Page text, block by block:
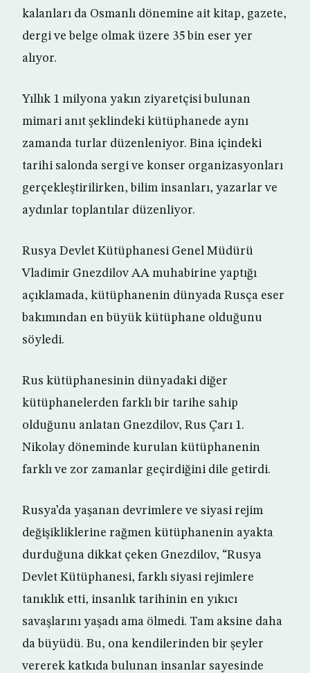
kalanları da Osmanlı dönemine ait kitap, gazete,
dergi ve belge olmak üzere 35 bin eser yer
alıyor.
Yıllık 1 milyona yakın ziyaretçisi bulunan
mimari anıt şeklindeki kütüphanede aynı
zamanda turlar düzenleniyor. Bina içindeki
tarihi salonda sergi ve konser organizasyonları
gerçekleştirilirken, bilim insanları, yazarlar ve
aydınlar toplantılar düzenliyor.
Rusya Devlet Kütüphanesi Genel Müdürü
Vladimir Gnezdilov AA muhabirine yaptığı
açıklamada, kütüphanenin dünyada Rusça eser
bakımından en büyük kütüphane olduğunu
söyledi.
Rus kütüphanesinin dünyadaki diğer
kütüphanelerden farklı bir tarihe sahip
olduğunu anlatan Gnezdilov, Rus Çarı 1.
Nikolay döneminde kurulan kütüphanenin
farklı ve zor zamanlar geçirdiğini dile getirdi.
Rusya’da yaşanan devrimlere ve siyasi rejim
değişikliklerine rağmen kütüphanenin ayakta
durduğuna dikkat çeken Gnezdilov, “Rusya
Devlet Kütüphanesi, farklı siyasi rejimlere
tanıklık etti, insanlık tarihinin en yıkıcı
savaşlarını yaşadı ama ölmedi. Tam aksine daha
da büyüdü. Bu, ona kendilerinden bir şeyler
vererek katkıda bulunan insanlar sayesinde